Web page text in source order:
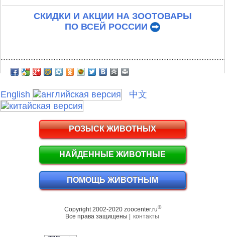
СКИДКИ И АКЦИИ НА ЗООТОВАРЫ
ПО ВСЕЙ РОССИИ
English 中文
РОЗЫСК ЖИВОТНЫХ
НАЙДЕННЫЕ ЖИВОТНЫЕ
ПОМОЩЬ ЖИВОТНЫМ
Copyright 2002-2020 zoocenter.ru©
Все права защищены | контакты